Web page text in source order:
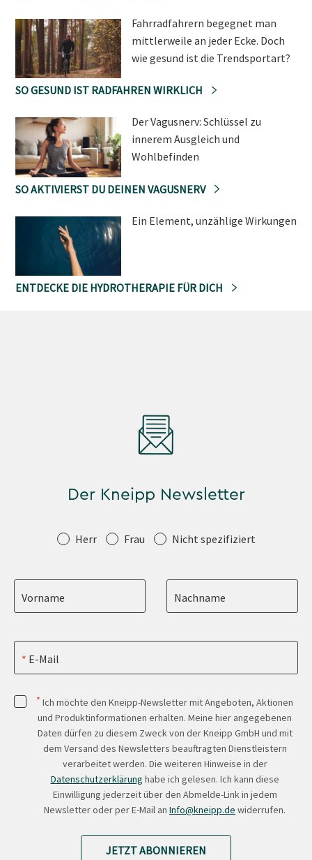
Fahrradfahrern begegnet man
mittlerweile an jeder Ecke. Doch
wie gesund ist die Trendsportart?
SO GESUND IST RADFAHREN WIRKLICH
Der Vagusnerv: Schlüssel zu
innerem Ausgleich und
Wohlbefinden
SO AKTIVIERST DU DEINEN VAGUSNERV
Ein Element, unzählige Wirkungen
ENTDECKE DIE HYDROTHERAPIE FÜR DICH
Der Kneipp Newsletter
Anrede Herr Frau Nicht spezifiziert
Vorname Nachname
E-Mail
* Ich möchte den Kneipp-Newsletter mit Angeboten, Aktionen
und Produktinformationen erhalten. Meine hier angegebenen
Daten dürfen zu diesem Zweck von der Kneipp GmbH und mit
dem Versand des Newsletters beauftragten Dienstleistern
verarbeitet werden. Die weiteren Hinweise in der
Datenschutzerklärung habe ich gelesen. Ich kann diese
Einwilligung jederzeit über den Abmelde-Link in jedem
Newsletter oder per E-Mail an Info@kneipp.de widerrufen.
JETZT ABONNIEREN